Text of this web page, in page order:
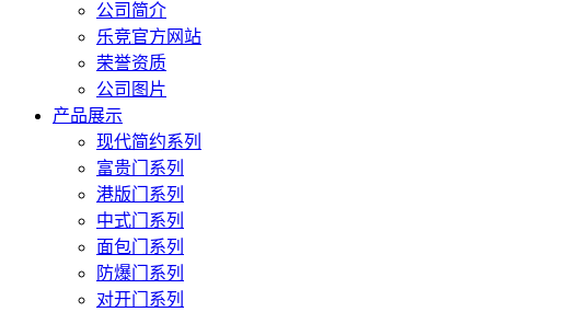
公司简介
乐竞官方网站
荣誉资质
公司图片
产品展示
现代简约系列
富贵门系列
港版门系列
中式门系列
面包门系列
防爆门系列
对开门系列